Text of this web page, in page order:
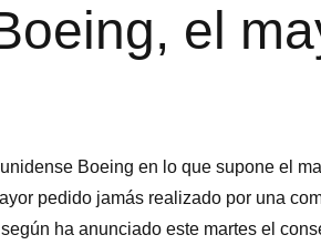
el
Boeing en lo que supone el
pedido jamás realizado por una
ha anunciado este martes el